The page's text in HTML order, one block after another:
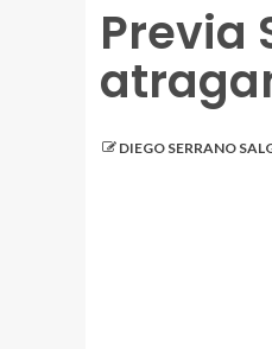
Previa
DIEGO SERRANO